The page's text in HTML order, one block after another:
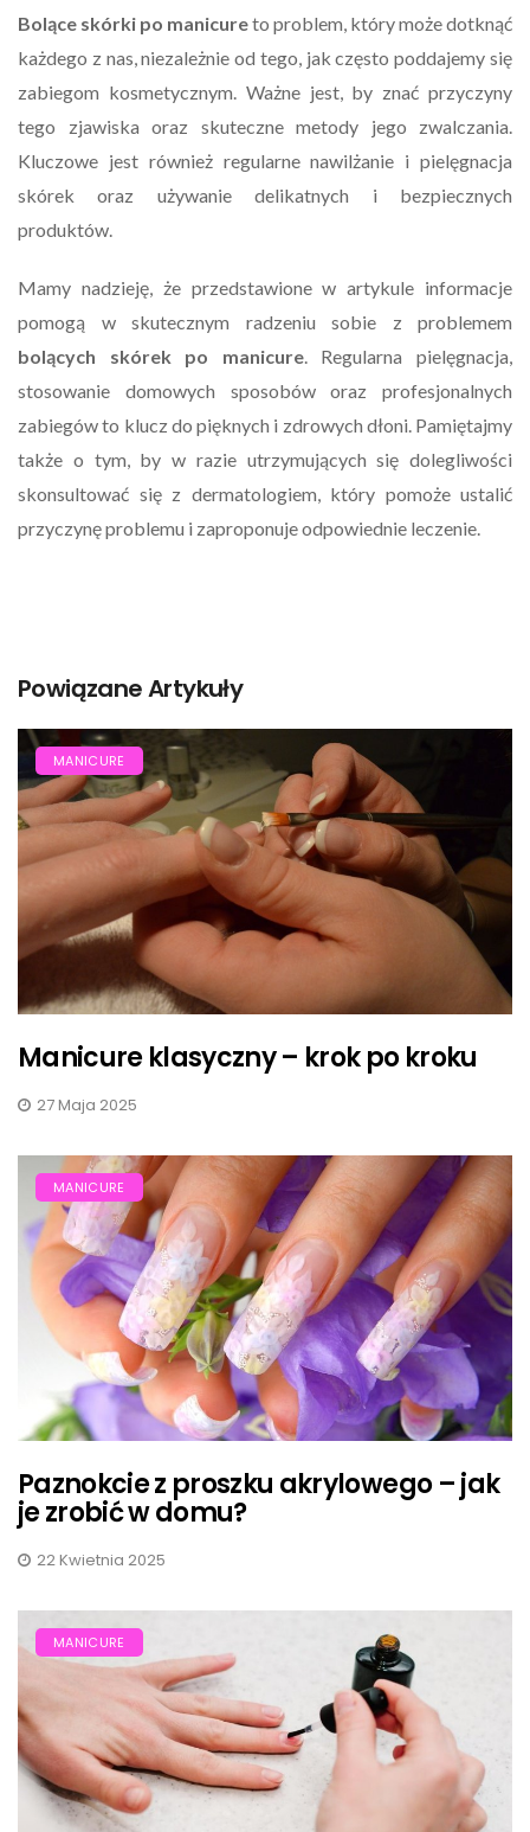
Bolące skórki po manicureto problem, który może dotknąć
każdego z nas, niezależnie od tego, jak często poddajemy się
zabiegom kosmetycznym. Ważne jest, by znać przyczyny
tego zjawiska oraz skuteczne metody jego zwalczania.
Kluczowe jest również regularne nawilżanie i pielęgnacja
skórek oraz używanie delikatnych i bezpiecznych
produktów.
Mamy nadzieję, że przedstawione w artykule informacje
pomogą w skutecznym radzeniu sobie z problemem
bolących skórek po manicure. Regularna pielęgnacja,
stosowanie domowych sposobów oraz profesjonalnych
zabiegów to klucz do pięknych i zdrowych dłoni. Pamiętajmy
także o tym, by w razie utrzymujących się dolegliwości
skonsultować się z dermatologiem, który pomoże ustalić
przyczynę problemu i zaproponuje odpowiednie leczenie.
Powiązane Artykuły
MANICURE
Manicure klasyczny – krok po kroku
27 Maja 2025
MANICURE
Paznokcie z proszku akrylowego – jak
je zrobić w domu?
22 Kwietnia 2025
MANICURE